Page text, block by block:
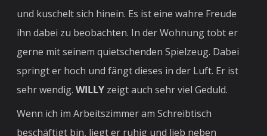
und kuschelt sich hinein. Es ist eine wahre Freude
ihn dabei zu beobachten. In der Wohnung tobt er
gerne mit seinem quietschenden Spielzeug. Dabei
springt er hoch und fängt dieses in der Luft. Er ist
sehr wendig.WILLY zeigt auch sehr viel Geduld.
Wenn ich im Arbeitszimmer am Schreibtisch
beschäftigt bin, liegt er ruhig und lieb neben